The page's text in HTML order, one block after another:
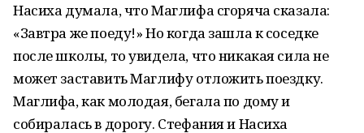
Насиха думала, что Маглифа сгоряча сказала:
«Завтра же поеду!» Но когда зашла к сосед­ке
после школы, то увидела, что никакая сила не
может заставить Маглифу отложить поездку.
Маглифа, как молодая, бегала по дому и
собиралась в дорогу. Стефания и Насиха